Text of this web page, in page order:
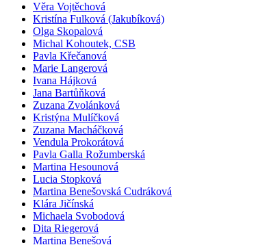
Věra Vojtěchová
Kristína Fulková (Jakubíková)
Olga Skopalová
Michal Kohoutek, CSB
Pavla Křečanová
Marie Langerová
Ivana Hájková
Jana Bartůňková
Zuzana Zvolánková
Kristýna Mulíčková
Zuzana Macháčková
Vendula Prokorátová
Pavla Galla Rožumberská
Martina Hesounová
Lucia Stopková
Martina Benešovská Cudráková
Klára Jičínská
Michaela Svobodová
Dita Riegerová
Martina Benešová